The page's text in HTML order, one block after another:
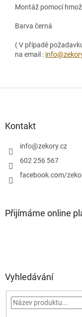
Montáž pomocí
Barva černá
( V případě
na email :
Kontakt
info@zekory.cz
602 256 567
facebook.com/
Přijímáme online
Vyhledávání